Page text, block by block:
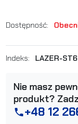
Dostępność:
Indeks: LAZER-
Nie masz
produkt?
phone+48 12